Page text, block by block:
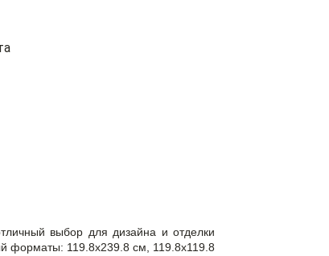
выбор для дизайна и отделки
форматы: 119.8x239.8 см, 119.8x119.8